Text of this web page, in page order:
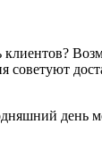
клиентов?
день